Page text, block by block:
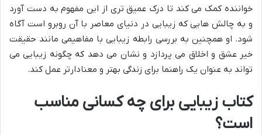
خواننده کمک می کند تا درک عمیق تری از این مفهوم به دست آورد
و به چالش هایی که زیبایی در دنیای معاصر با آن روبرو است آگاه
شود. او همچنین به بررسی رابطه زیبایی با مفاهیمی مانند حقیقت
خیر عشق و اخلاق می پردازد و نشان می دهد که چگونه زیبایی می
تواند به عنوان یک راهنما برای زندگی بهتر و معنادارتر عمل کند.
کتاب زیبایی برای چه کسانی مناسب
است؟